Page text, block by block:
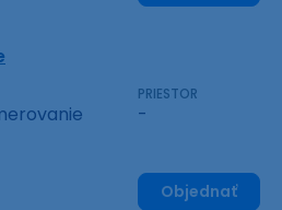
PRIESTOR
-
Objednať